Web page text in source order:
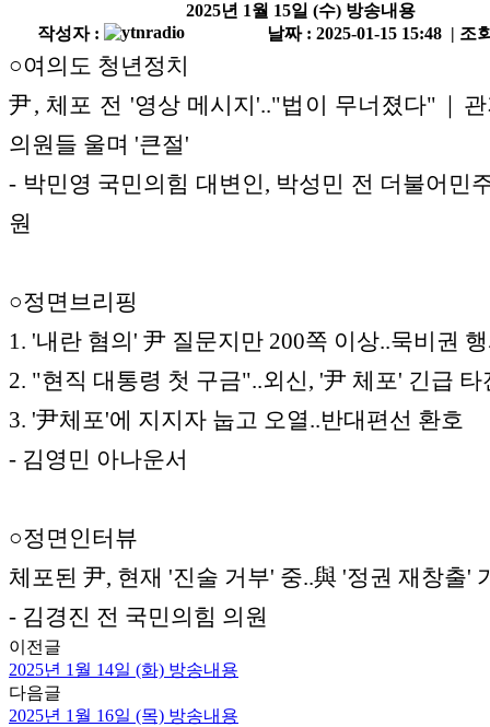
2025년 1월 15일 (수) 방송내용
작성자 :
날짜 : 2025-01-15 15:48 | 조
○여의도 청년정치
尹, 체포 전 '영상 메시지'.."법이 무너졌다"｜
의원들 울며 '큰절'
- 박민영 국민의힘 대변인, 박성민 전 더불어민
원
○정면브리핑
1. '내란 혐의' 尹 질문지만 200쪽 이상..묵비권
2. "현직 대통령 첫 구금"..외신, '尹 체포' 긴급 타
3. '尹체포'에 지지자 눕고 오열..반대편선 환호
- 김영민 아나운서
○정면인터뷰
체포된 尹, 현재 '진술 거부' 중..與 '정권 재창출'
- 김경진 전 국민의힘 의원
이전글
2025년 1월 14일 (화) 방송내용
다음글
2025년 1월 16일 (목) 방송내용